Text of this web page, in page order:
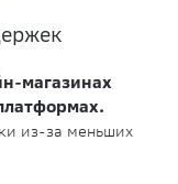
магазинах
из-за меньших